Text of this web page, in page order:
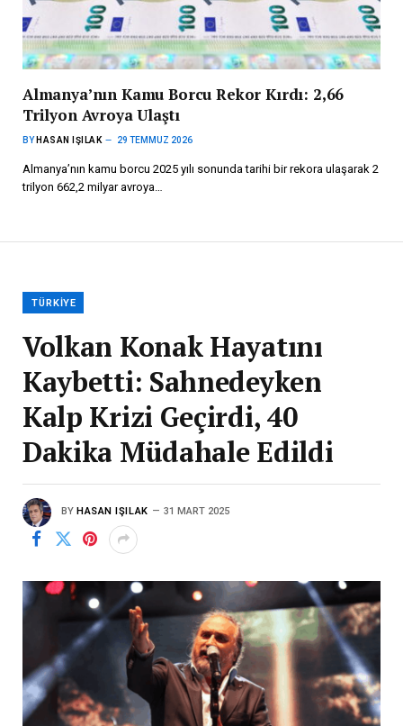
Almanya’nın Kamu Borcu Rekor Kırdı: 2,66
Trilyon Avroya Ulaştı
BY HASAN IŞILAK 29 TEMMUZ 2026
Almanya’nın kamu borcu 2025 yılı sonunda tarihi bir rekora ulaşarak 2
trilyon 662,2 milyar avroya…
TÜRKIYE
Volkan Konak Hayatını
Kaybetti: Sahnedeyken
Kalp Krizi Geçirdi, 40
Dakika Müdahale Edildi
BY HASAN IŞILAK 31 MART 2025